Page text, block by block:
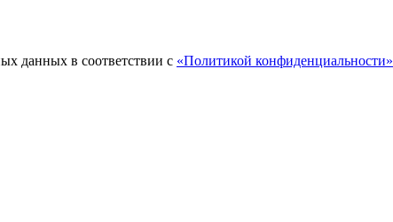
данных в соответствии с «Политикой конфиденциальности»